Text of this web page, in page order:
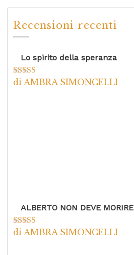
Recensioni recenti
Lo spirito della speranza
Valutato5su
di AMBRA SIMONCELLI
ALBERTO NON DEVE MORIRE
Valutato5su
di AMBRA SIMONCELLI